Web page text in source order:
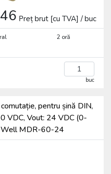
Preț brut [cu TVA] / buc
2 oră
buc
pentru șină DIN,
VDC, Vout: 24 VDC (0-
Well MDR-60-24